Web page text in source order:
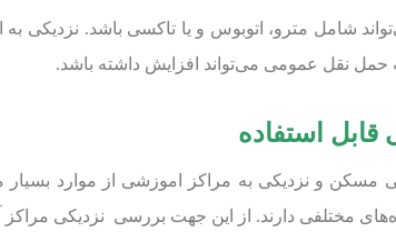
شامل مترو، اتوبوس و یا تاکسی باشد. نزدیکی
حمل نقل عمومی می‌تواند افزایش داشته باشد.
استفاده
مسکن و نزدیکی به مراکز اموزشی از موارد
مختلفی دارند. از این جهت بررسی نزدیکی